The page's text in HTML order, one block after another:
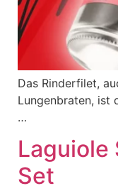
Das Rinderfilet,
Lungenbraten, ist
…
Laguiole
Set